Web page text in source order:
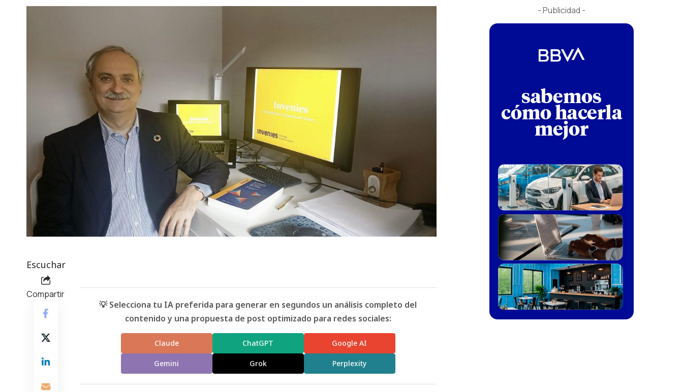
Escuchar
Compartir
💡 Selecciona tu IA preferida para generar en segundos un análisis completo del
contenido y una propuesta de post optimizado para redes sociales:
Claude ChatGPT Google AI
Gemini Grok Perplexity
- Publicidad -